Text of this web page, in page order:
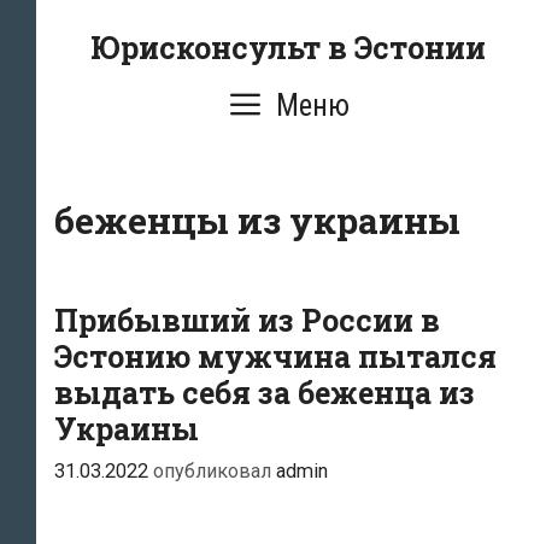
Юрисконсульт в Эстонии
Меню
беженцы из украины
Прибывший из России в
Эстонию мужчина пытался
выдать себя за беженца из
Украины
31.03.2022 опубликовал admin